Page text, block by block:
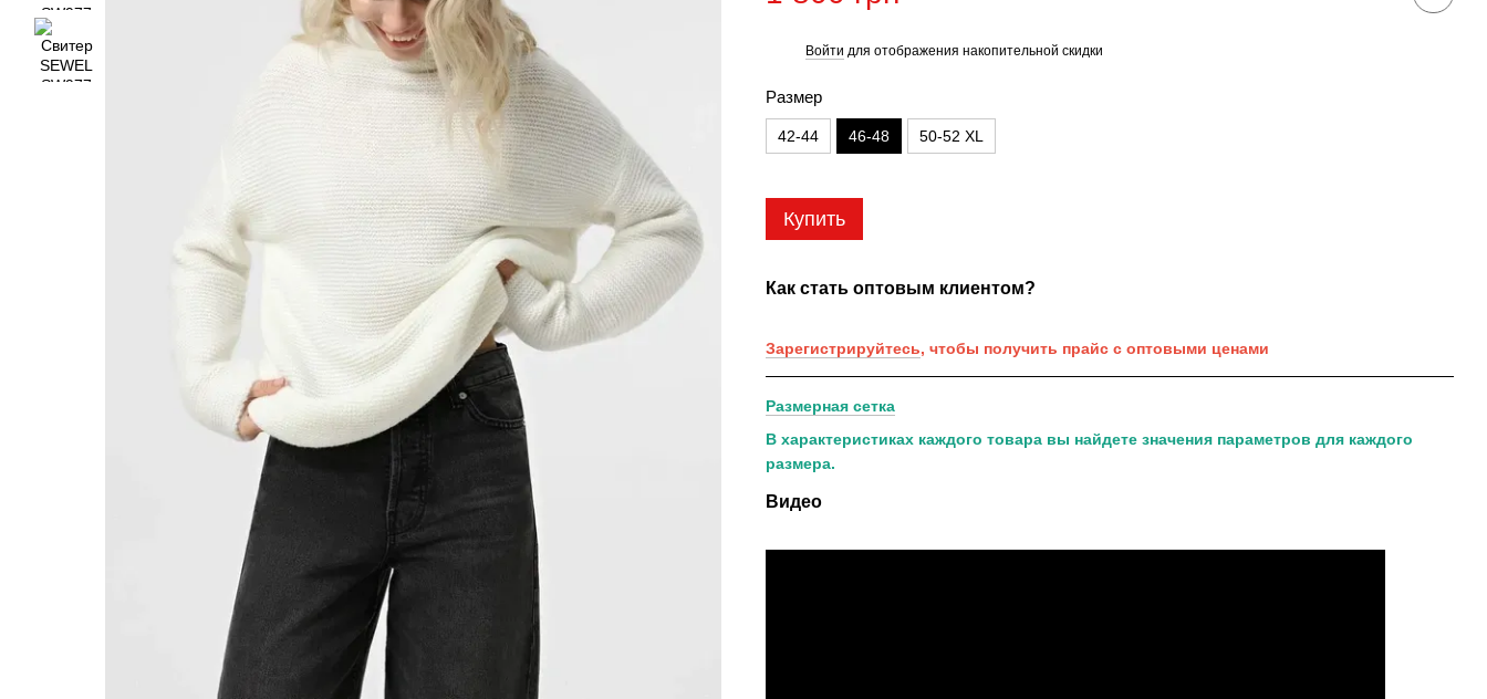
Войти для отображения накопительной скидки
Размер
42-44 46-48 50-52 XL
Купить
Как стать оптовым клиентом?
Зарегистрируйтесь, чтобы получить прайс с оптовыми ценами
Размерная сетка
В характеристиках каждого товара вы найдете значения параметров для каждого
размера.
Видео